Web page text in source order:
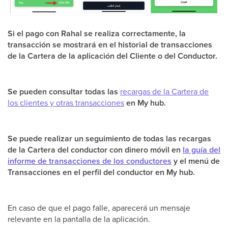
Si el pago con Rahal se realiza correctamente, la
transacción se mostrará en el historial de transacciones
de la Cartera de la aplicación del Cliente o del Conductor.
Se pueden consultar todas las recargas de la Cartera de
los clientes y otras transaccionesen My hub.
Se puede realizar un seguimiento de todas las recargas
de la Cartera del conductor con dinero móvil en la guía del
informe de transacciones de los conductores y el menú de
Transacciones en el perfil del conductor en My hub.
En caso de que el pago falle, aparecerá un mensaje
relevante en la pantalla de la aplicación.